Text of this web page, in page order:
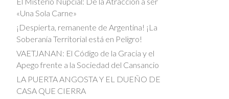
«Una Sola Carne»
¡Despierta, remanente de Argentina! ¡La
Soberanía Territorial está en Peligro!
VAETJANAN: El Código de la Gracia y el
Apego frente a la Sociedad del Cansancio
LA PUERTA ANGOSTA Y EL DUEÑO DE
CASA QUE CIERRA